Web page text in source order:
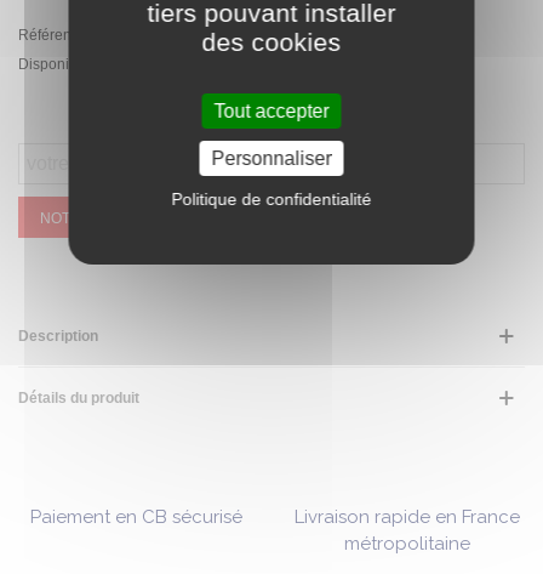
Référence:
Disponibilité :
NOTIFIEZ MOI QUAND CE SERA DISPONIBLE
Description
Détails du produit
Paiement en CB sécurisé
Livraison rapide en France
métropolitaine
tiers pouvant installer
des cookies
Tout accepter
Personnaliser
Politique de confidentialité